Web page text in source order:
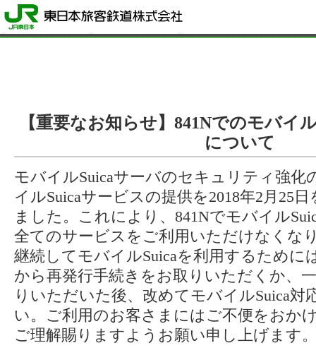
【重要なお知らせ】841Nでのモバイ
について
モバイルSuicaサーバのセキュリティ強化
イルSuicaサービスの提供を2018年2月25
ました。これにより、841Nでモバイル
全てのサービスをご利用いただけなくな
継続してモバイルSuicaを利用するために
から再発行手続きをお取りいただくか、
りいただいた後、改めてモバイルSuica対
い。ご利用のお客さまにはご不便をおか
ご理解賜りますようお願い申し上げます